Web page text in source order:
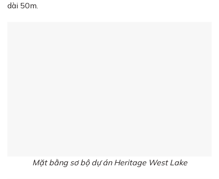
dài 50m.
Mặt bằng sơ bộ dự án Heritage West Lake